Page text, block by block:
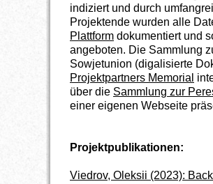
indiziert und durch
Projektende wurden alle
Plattform dokumentiert und
angeboten. Die Sammlung
Sowjetunion (digalisierte
Projektpartners Memorial
über die Sammlung zur
einer eigenen Webseite
Projektpublikationen:
Viedrov, Oleksii (2023):